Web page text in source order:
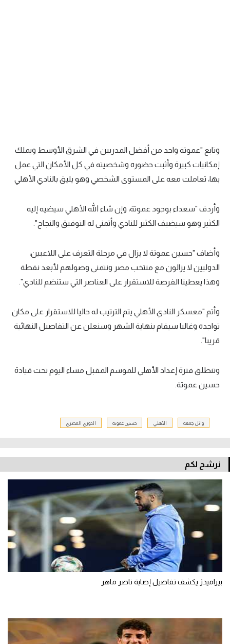
وتابع "عموتة واحد من أفضل المدربين في الشرق الأوسط ويملك
إمكانيات كبيرة وأثبت حضوره وشخصيته في كل الأمكان التي عمل
بها، تعاملت معه على المستوى الشخصي وهو يليق بالنادي الأهلي
وأردف "سعداء بوجود عموتة، وإن شاء الله الأهلي سيضيه إليه
الكثير وهو سيضيف الكثير للنادي وأتمنى له التوفيق والنجاح".
وأضاف "حسين عموتة لا يزال في مرحلة التعرف على اللاعبين،
الدوليين لا يزالون مع منتخب مصر ونتمنى وصولهم لأبعد نقطة
وهذا يعطينا الفرصة للاستقرار على العناصر التي ستنضم للنادي".
وأتم "معسكر النادي الأهلي يتم الترتيب له حاليا للاستقرار على مكان
تواجده وغالبا سيقام بنهاية الشهر وسنعلن عن التفاصيل النهائية
قريبا".
وتنطلق فترة إعداد الأهلي للموسم المقبل مساء اليوم تحت قيادة
حسين عموتة.
وائل جمعة الأهلي حسين عموتة الدوري المصري
نرشح لكم
بيراميدز يكشف تفاصيل إصابة ناصر ماهر